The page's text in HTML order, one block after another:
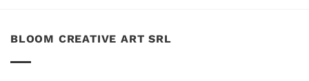
multe
BLOOM CREATIVE ART SRL